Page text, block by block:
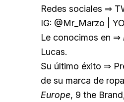
Redes sociales ⇒
IG: @Mr_Marzo |
Le conocimos en ⇒
Lucas.
Su último éxito ⇒
de su marca de
Europe, 9 the